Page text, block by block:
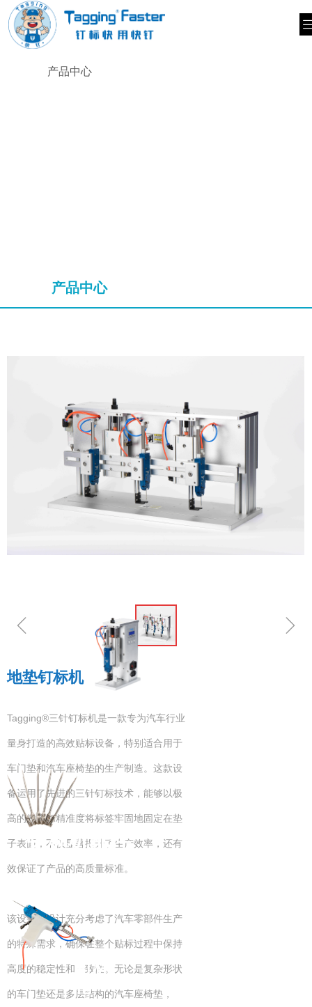
产品中心
ꁆ ꁇ
产品中心
地垫钉标机
Tagging®三针钉标机是一款专为汽车行业
量身打造的高效贴标设备，特别适合用于
车门垫和汽车座椅垫的生产制造。这款设
备运用了先进的三针钉标技术，能够以极
高的效率和精准度将标签牢固地固定在垫
子表面，不仅显著提升了生产效率，还有
效保证了产品的高质量标准。
该设备的设计充分考虑了汽车零部件生产
的特殊需求，确保在整个贴标过程中保持
高度的稳定性和一致性。无论是复杂形状
的车门垫还是多层结构的汽车座椅垫，
钉标机配件
钉标
枪